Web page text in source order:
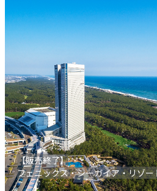
【販売終了】
フェニックス・シーガイア・リゾ